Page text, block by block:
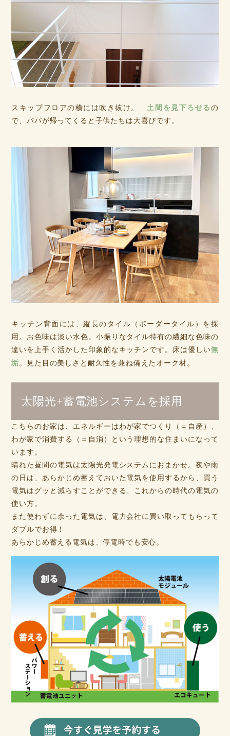
スキップフロアの横には吹き抜け。土間を見下ろせる の
で、パパが帰ってくると子供たちは大喜びです。
キッチン背面には、縦長のタイル（ボーダータイル）を採
用。お色味は淡い水色。小振りなタイル特有の繊細な色味の
違いを上手く活かした印象的なキッチンです。床は優しい無
垢 。見た目の美しさと耐久性を兼ね備えたオーク材。
太陽光+蓄電池システムを採用
こちらのお家は、エネルギーはわが家でつくり（＝自産）、
わが家で消費する（＝自消）という理想的な住まいになって
います。
晴れた昼間の電気は太陽光発電システムにおまかせ。夜や雨
の日は、あらかじめ蓄えておいた電気を使用するから、買う
電気はグッと減らすことができる、これからの時代の電気の
使い方。
また使わずに余った電気は、電力会社に買い取ってもらって
ダブルでお得！
あらかじめ蓄える電気は、停電時でも安心。